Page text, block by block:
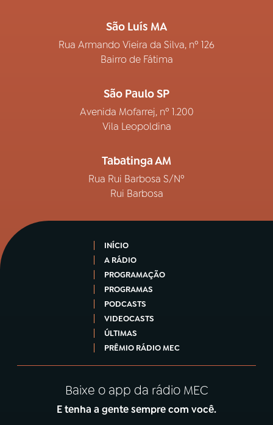
São Luís MA
Rua Armando Vieira da Silva, nº 126
Bairro de Fátima
São Paulo SP
Avenida Mofarrej, nº 1.200
Vila Leopoldina
Tabatinga AM
Rua Rui Barbosa S/Nº
Rui Barbosa
INÍCIO
A RÁDIO
PROGRAMAÇÃO
PROGRAMAS
PODCASTS
VIDEOCASTS
ÚLTIMAS
PRÊMIO RÁDIO MEC
Baixe o app da rádio MEC
E tenha a gente sempre com você.